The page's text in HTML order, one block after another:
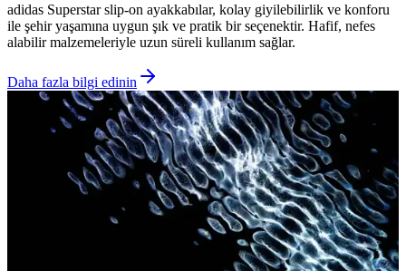
adidas Superstar slip-on ayakkabılar, kolay giyilebilirlik ve konforu
ile şehir yaşamına uygun şık ve pratik bir seçenektir. Hafif, nefes
alabilir malzemeleriyle uzun süreli kullanım sağlar.
Daha fazla bilgi edinin